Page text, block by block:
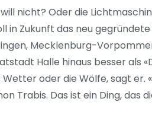
nicht? Oder die
in Zukunft das neu
Mecklenburg-
Halle hinaus besser als
oder die Wölfe, sagt er.
Trabis. Das ist ein Ding,